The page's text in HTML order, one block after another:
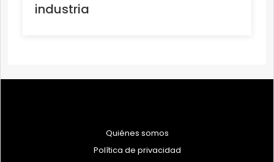
industria
Quiénes somos
Política de privacidad